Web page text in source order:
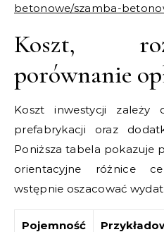
betonowe/szamba-
Koszt,
porównanie
Koszt inwestycji zależy
prefabrykacji oraz
Poniższa tabela pokazuje
orientacyjne różnice
wstępnie oszacować
Pojemność